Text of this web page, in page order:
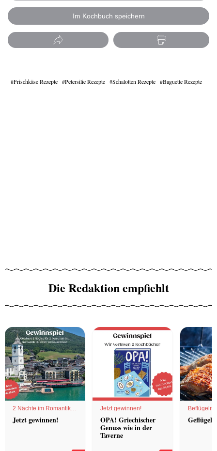
Im Kochbuch speichern
Frischkäse Rezepte Petersilie Rezepte Schalotten Rezepte Baguette Rezepte
Die Redaktion empfiehlt
2 Nächte im Romantik
Hotel
Jetzt gewinnen!
Jetzt gewinnen!
OPA! Griechischer
Genuss wie in der
Taverne
Geflügel